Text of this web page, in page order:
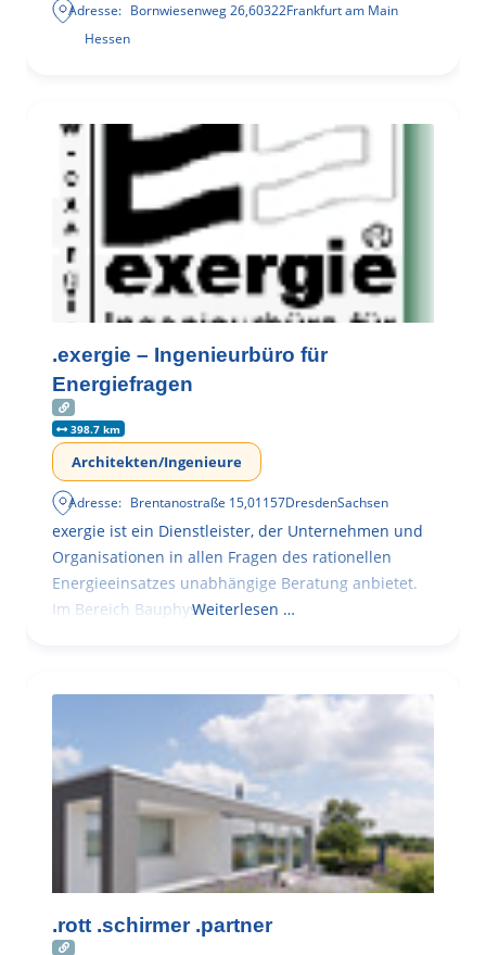
Adresse: Bornwiesenweg 26,60322Frankfurt am Main
Hessen
.exergie – Ingenieurbüro für
Energiefragen
398.7 km
Architekten/Ingenieure
Adresse: Brentanostraße 15,01157DresdenSachsen
exergie ist ein Dienstleister, der Unternehmen und
Organisationen in allen Fragen des rationellen
Energieeinsatzes unabhängige Beratung anbietet.
Im Bereich BauphysikWeiterlesen …
.rott .schirmer .partner